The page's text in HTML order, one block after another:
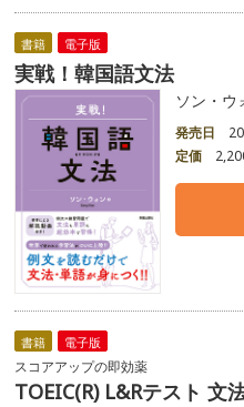
書籍 電子版
実戦！韓国語文法
ソン・ウ
発売日
定価
書籍 電子版
スコアアップの即効薬
TOEIC(R) L&Rテスト 文